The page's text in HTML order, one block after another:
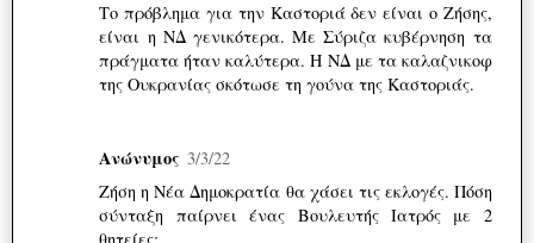
Το πρόβλημα για την Καστοριά δεν είναι ο Ζήσης,
είναι η ΝΔ γενικότερα. Με Σύριζα κυβέρνηση τα
πράγματα ήταν καλύτερα. Η ΝΔ με τα καλαζνικοφ
της Ουκρανίας σκότωσε τη γούνα της Καστοριάς.
Ανώνυμος 3/3/22
Ζήση η Νέα Δημοκρατία θα χάσει τις εκλογές. Πόση
σύνταξη παίρνει ένας Βουλευτής Ιατρός με 2